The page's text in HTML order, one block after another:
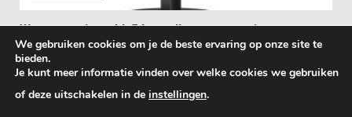
Waar voor je geld: 5 betaalbare pc-monitoren met
ingebouwde luidsprekers
31/01/2026
We gebruiken cookies om je de beste ervaring op onze site te
bieden.
Je kunt meer informatie vinden over welke cookies we gebruiken
of deze uitschakelen in de instellingen.